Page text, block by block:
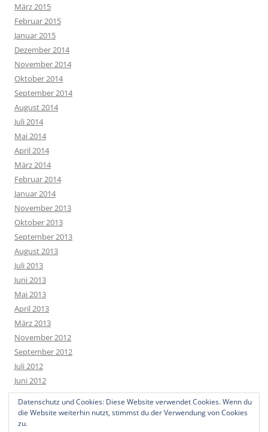
März 2015
Februar 2015
Januar 2015
Dezember 2014
November 2014
Oktober 2014
September 2014
August 2014
Juli 2014
Mai 2014
April 2014
März 2014
Februar 2014
Januar 2014
November 2013
Oktober 2013
September 2013
August 2013
Juli 2013
Juni 2013
Mai 2013
April 2013
März 2013
November 2012
September 2012
Juli 2012
Juni 2012
Mai 2012
April 2012
März 2012
Datenschutz und Cookies: Diese Website verwendet Cookies. Wenn du
die Website weiterhin nutzt, stimmst du der Verwendung von Cookies
zu.